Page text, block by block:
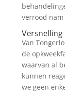
verrood nam
Versnelling
Van
de
waarvan al
kunnen
we geen